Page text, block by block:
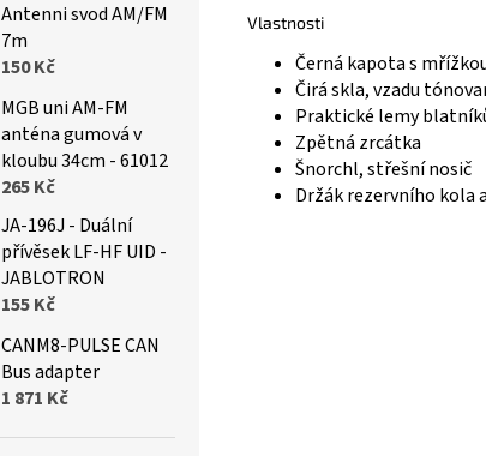
Antenni svod AM/FM
7m
150 Kč
MGB uni AM-FM
anténa gumová v
kloubu 34cm - 61012
265 Kč
JA-196J - Duální
přívěsek LF-HF UID -
JABLOTRON
155 Kč
CANM8-PULSE CAN
Bus adapter
1 871 Kč
Vlastnosti
Černá kapota s
Čirá skla, vzadu
Praktické lemy
Zpětná zrcátka
Šnorchl, střešní nosič
Držák rezervního kola